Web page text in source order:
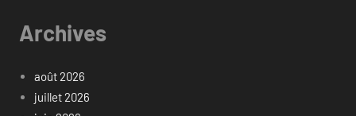
Archives
août 2026
juillet 2026